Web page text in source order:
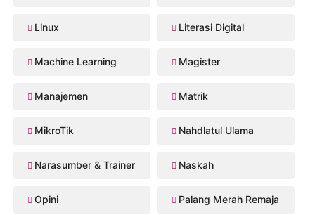
Linux Literasi Digital
Machine Learning Magister
Manajemen Matrik
MikroTik Nahdlatul Ulama
Narasumber & Trainer Naskah
Opini Palang Merah Remaja